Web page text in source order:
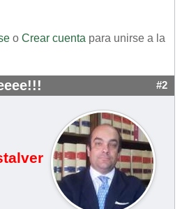
o Crear cuenta para unirse a la
#2